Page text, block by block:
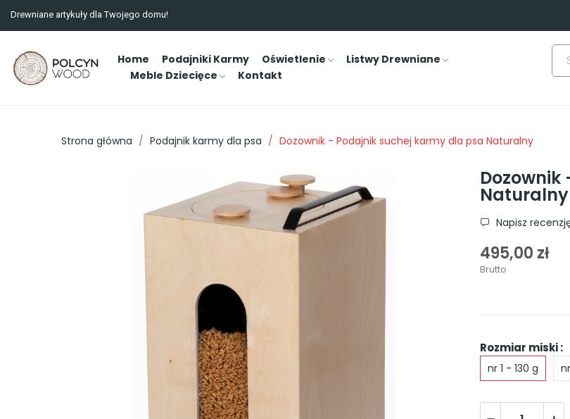
Drewniane artykuły dla Twojego domu!
Home Podajniki Karmy Oświetlenie
Listwy Drewniane
Meble Dziecięce
Kontakt
Strona główna Podajnik karmy dla psa Dozownik - Podajnik suchej karmy dla psa Naturalny
Naturalny
Napisz
495,00 zł
Brutto
Rozmiar miski :
nr 1 - 130 g